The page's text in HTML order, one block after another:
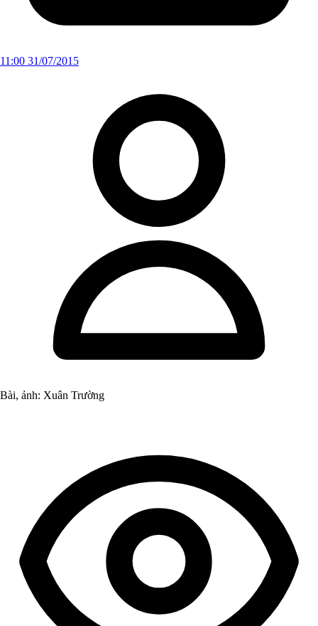
11:00 31/07/2015
Bài, ảnh: Xuân Trường